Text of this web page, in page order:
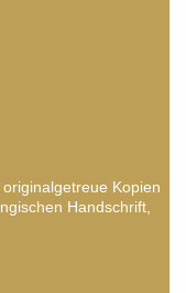
Kopien
Handschrift,